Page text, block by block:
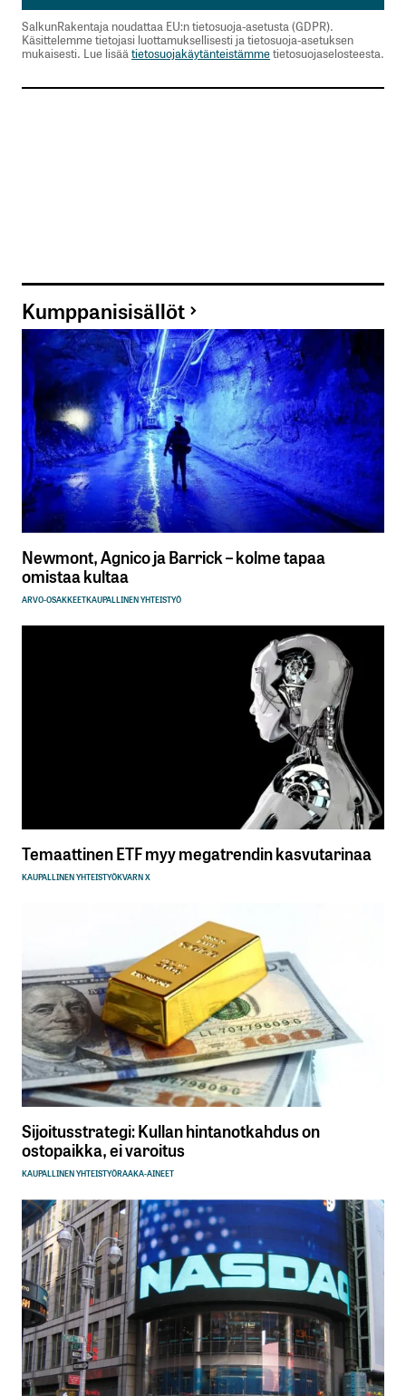
SalkunRakentaja noudattaa EU:n tietosuoja-asetusta (GDPR).
Käsittelemme tietojasi luottamuksellisesti ja tietosuoja-asetuksen
mukaisesti. Lue lisäätietosuojakäytänteistämmetietosuojaselosteesta.
Kumppanisisällöt
Newmont, Agnico ja Barrick – kolme tapaa
omistaa kultaa
ARVO-OSAKKEETKAUPALLINEN YHTEISTYÖ
Temaattinen ETF myy megatrendin kasvutarinaa
KAUPALLINEN YHTEISTYÖKVARN X
Sijoitusstrategi: Kullan hintanotkahdus on
ostopaikka, ei varoitus
KAUPALLINEN YHTEISTYÖRAAKA-AINEET